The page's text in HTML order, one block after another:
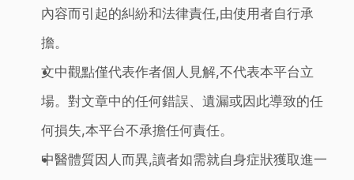
內容而引起的糾紛和法律責任,由使用者自行承
擔。
文中觀點僅代表作者個人見解,不代表本平台立
場。對文章中的任何錯誤、遺漏或因此導致的任
何損失,本平台不承擔任何責任。
中醫體質因人而異,讀者如需就自身症狀獲取進一